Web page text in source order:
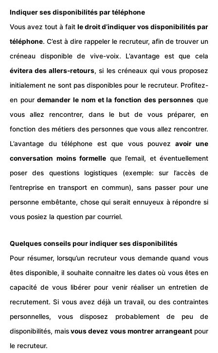
Indiquer ses disponibilités par téléphone
Vous avez tout à fait le droit d’indiquer vos disponibilités par
téléphone. C’est à dire rappeler le recruteur, afin de trouver un
créneau disponible de vive-voix. L’avantage est que cela
évitera des allers-retours, si les créneaux qui vous proposez
initialement ne sont pas disponibles pour le recruteur. Profitez-
en pourdemander le nom et la fonction des personnes que
vous allez rencontrer, dans le but de vous préparer, en
fonction des métiers des personnes que vous allez rencontrer.
L’avantage du téléphone est que vous pouvez avoir une
conversation moins formelle que l’email, et éventuellement
poser des questions logistiques (exemple: sur l’accès de
l’entreprise en transport en commun), sans passer pour une
personne embêtante, chose qui serait ennuyeux à répondre si
vous posiez la question par courriel.
Quelques conseils pour indiquer ses disponibilités
Pour résumer, lorsqu’un recruteur vous demande quand vous
êtes disponible, il souhaite connaitre les dates où vous êtes en
capacité de vous libérer pour venir réaliser un entretien de
recrutement. Si vous avez déjà un travail, ou des contraintes
personnelles, vous disposez probablement de peu de
disponibilités, maisvous devez vous montrer arrangeantpour
le recruteur.